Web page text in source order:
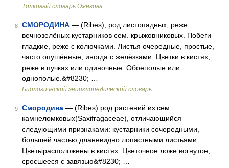
Толковый словарь Ожегова
8 СМОРОДИНА — (Ribes), род листопадных, реже
вечнозелёных кустарников сем. крыжовниковых. Побеги
гладкие, реже с колючками. Листья очередные, простые,
часто опушённые, иногда с желёзками. Цветки в кистях,
реже в пучках или одиночные. Обоеполые или
однополые.&#8230; …
Биологический энциклопедический словарь
9 Смородина — (Ribes) род растений из сем.
камнеломковых(Saxifragaceae), отличающийся
следующими признаками: кустарники сочередными,
большей частью дланевидно лопастными листьями.
Цветырасположены в кистях. Цветочное ложе вогнутое,
сросшееся с завязью&#8230; …